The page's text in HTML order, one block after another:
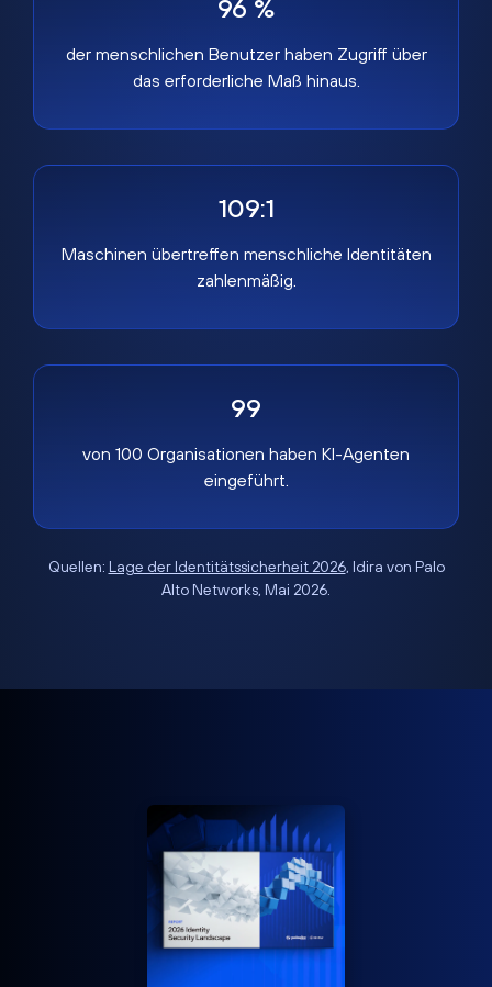
96 %
der menschlichen Benutzer haben Zugriff über
das erforderliche Maß hinaus.
109:1
Maschinen übertreffen menschliche Identitäten
zahlenmäßig.
99
von 100 Organisationen haben KI-Agenten
eingeführt.
Quellen: Lage der Identitätssicherheit 2026, Idira von Palo
Alto Networks, Mai 2026.